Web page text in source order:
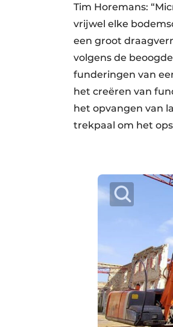
Tim Horemans:
vrijwel elke
een groot
volgens de
funderingen van
het creëren van
het opvangen van
trekpaal om het